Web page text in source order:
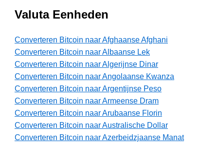
Valuta Eenheden
Converteren Bitcoin naar Afghaanse Afghani
Converteren Bitcoin naar Albaanse Lek
Converteren Bitcoin naar Algerijnse Dinar
Converteren Bitcoin naar Angolaanse Kwanza
Converteren Bitcoin naar Argentijnse Peso
Converteren Bitcoin naar Armeense Dram
Converteren Bitcoin naar Arubaanse Florin
Converteren Bitcoin naar Australische Dollar
Converteren Bitcoin naar Azerbeidzjaanse Manat